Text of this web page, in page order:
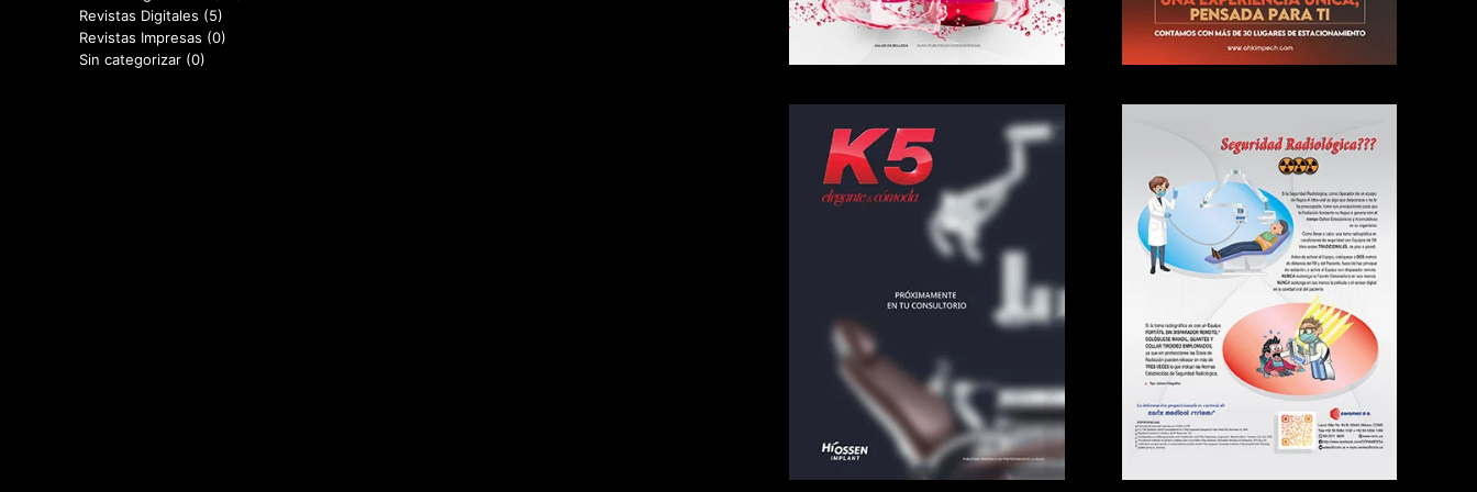
Revistas Digitales (5)
Revistas Impresas (0)
Sin categorizar (0)